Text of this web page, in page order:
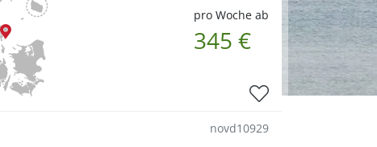
pro Woche ab
345 €
novd10929